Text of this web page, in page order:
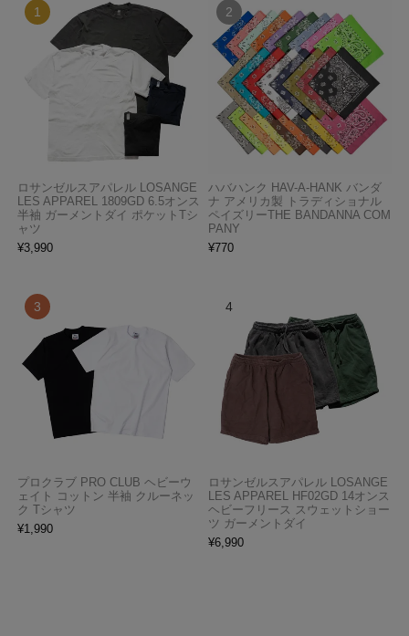
ロサンゼルスアパレル LOSANGE
LES APPAREL 1809GD 6.5オンス
半袖 ガーメントダイ ポケットTシ
ャツ
¥3,990
ハバハンク HAV-A-HANK バンダ
ナ アメリカ製 トラディショナル
ペイズリーTHE BANDANNA COM
PANY
¥770
プロクラブ PRO CLUB ヘビーウ
ェイト コットン 半袖 クルーネッ
ク Tシャツ
¥1,990
ロサンゼルスアパレル LOSANGE
LES APPAREL HF02GD 14オンス
ヘビーフリース スウェットショー
ツ ガーメントダイ
¥6,990